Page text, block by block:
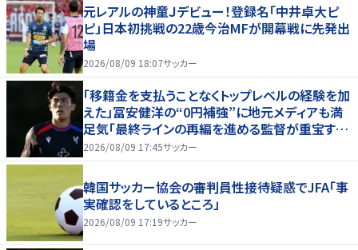
元レアルの神童Ｊデビュー！登録名「中井卓大ピ
ピ」日本初挑戦の22歳今治MFが開幕戦に先発出
場
2026/08/09 18:07サッカー
「移籍金を支払うことなくトップレベルの経験を加
えた」冨安健洋の“0円補強”に地元メディアも満
足気「最終ラインの再編を進める監督が重宝する
柔軟性を備えている」
2026/08/09 17:45サッカー
韓国サッカー協会の審判員性接待疑惑でJFA「事
実確認をしているところ」
2026/08/09 17:19サッカー